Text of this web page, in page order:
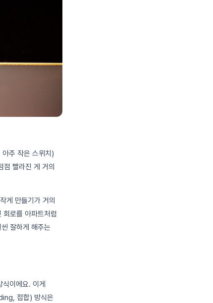
주 작은 스위치)
빨라진 게 거의
게 만들기가 거의
로를 아파트처럼
잘하게 해주는
식이에요. 이게
접합) 방식은